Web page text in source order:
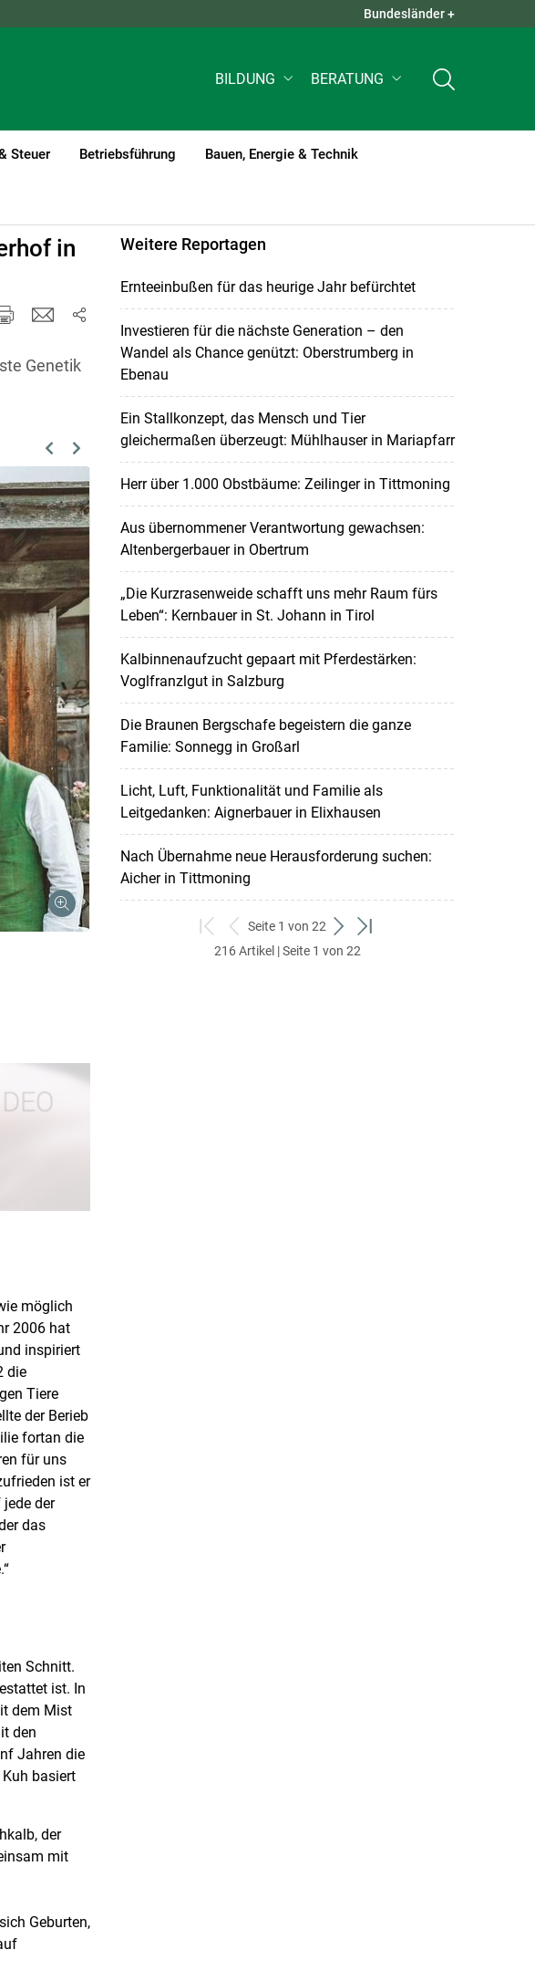
QUICK LINKS +
Bundesländer +
BILDUNG BERATUNG
Steuer Betriebsführung Bauen, Energie & Technik
in
Genetik
Previous
Next
möglich
2006 hat
inspiriert
die
Tiere
der Berieb
fortan die
für uns
ist er
der
das
Schnitt.
ist. In
dem Mist
den
Jahren die
basiert
der
mit
Geburten,
Weitere Reportagen
Ernteeinbußen für das heurige Jahr befürchtet
Investieren für die nächste Generation – den
Wandel als Chance genützt: Oberstrumberg in
Ebenau
Ein Stallkonzept, das Mensch und Tier
gleichermaßen überzeugt: Mühlhauser in Mariapfarr
Herr über 1.000 Obstbäume: Zeilinger in Tittmoning
Aus übernommener Verantwortung gewachsen:
Altenbergerbauer in Obertrum
„Die Kurzrasenweide schafft uns mehr Raum fürs
Leben“: Kernbauer in St. Johann in Tirol
Kalbinnenaufzucht gepaart mit Pferdestärken:
Voglfranzlgut in Salzburg
Die Braunen Bergschafe begeistern die ganze
Familie: Sonnegg in Großarl
Licht, Luft, Funktionalität und Familie als
Leitgedanken: Aignerbauer in Elixhausen
Nach Übernahme neue Herausforderung suchen:
Aicher in Tittmoning
zum
ersten
zurück
zum
Seite 1 von 22
weiter
zum
zum
216 Artikel | Seite 1 von 22